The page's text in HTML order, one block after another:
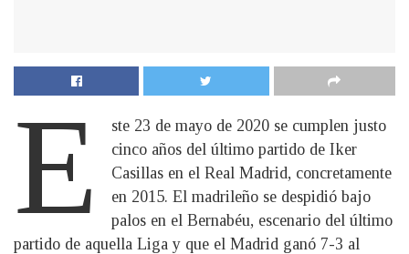
E
ste 23 de mayo de 2020 se cumplen justo
cinco años del último partido de Iker
Casillas en el Real Madrid, concretamente
en 2015. El madrileño se despidió bajo
palos en el Bernabéu, escenario del último
partido de aquella Liga y que el Madrid ganó 7-3 al